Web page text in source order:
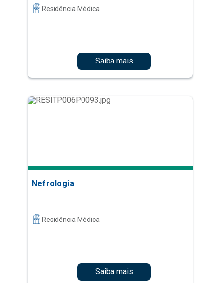
Residência Médica
Saiba mais
Nefrologia
Residência Médica
Saiba mais